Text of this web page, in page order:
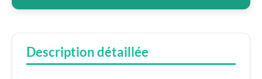
Description détaillée